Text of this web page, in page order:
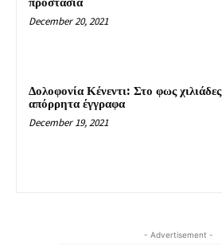
December 20, 2021
Δολοφονία Κένεντι: Στο φως χιλιάδες
απόρρητα έγγραφα
December 19, 2021
- Advertisement -